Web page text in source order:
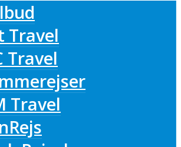
Travel
Travel
Travel